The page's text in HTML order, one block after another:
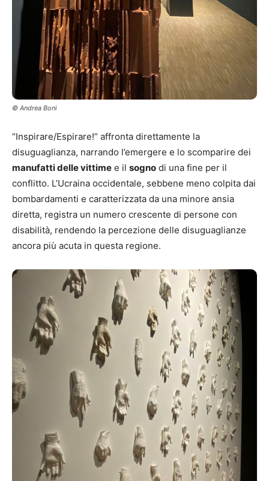
© Andrea Boni
“Inspirare/Espirare!” affronta direttamente la
disuguaglianza, narrando l’emergere e lo scomparire dei
manufatti delle vittime e il sogno di una fine per il
conflitto. L’Ucraina occidentale, sebbene meno colpita dai
bombardamenti e caratterizzata da una minore ansia
diretta, registra un numero crescente di persone con
disabilità, rendendo la percezione delle disuguaglianze
ancora più acuta in questa regione.